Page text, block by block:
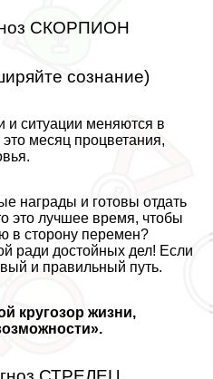
СКОРПИОН
сознание)
и ситуации меняются в
месяц процветания,
награды и готовы отдать
это лучшее время, чтобы
в сторону перемен?
ради достойных дел! Если
и правильный путь.
кругозор жизни,